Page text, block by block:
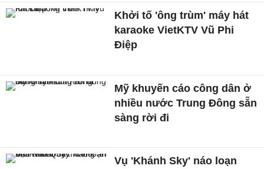
Khởi tố 'ông trùm' máy hát
karaoke VietKTV Vũ Phi
Điệp
Mỹ khuyến cáo công dân ở
nhiều nước Trung Đông sẵn
sàng rời đi
Vụ 'Khánh Sky' náo loạn